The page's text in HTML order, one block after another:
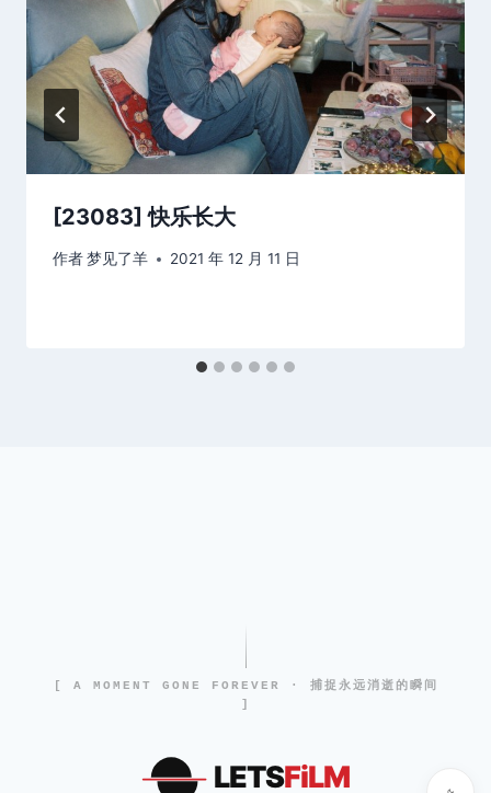
[23083] 快乐长大
作者梦见了羊 2021 年 12 月 11 日
[ A MOMENT GONE FOREVER · 捕捉永远消逝的瞬间
]
LETSFiLM